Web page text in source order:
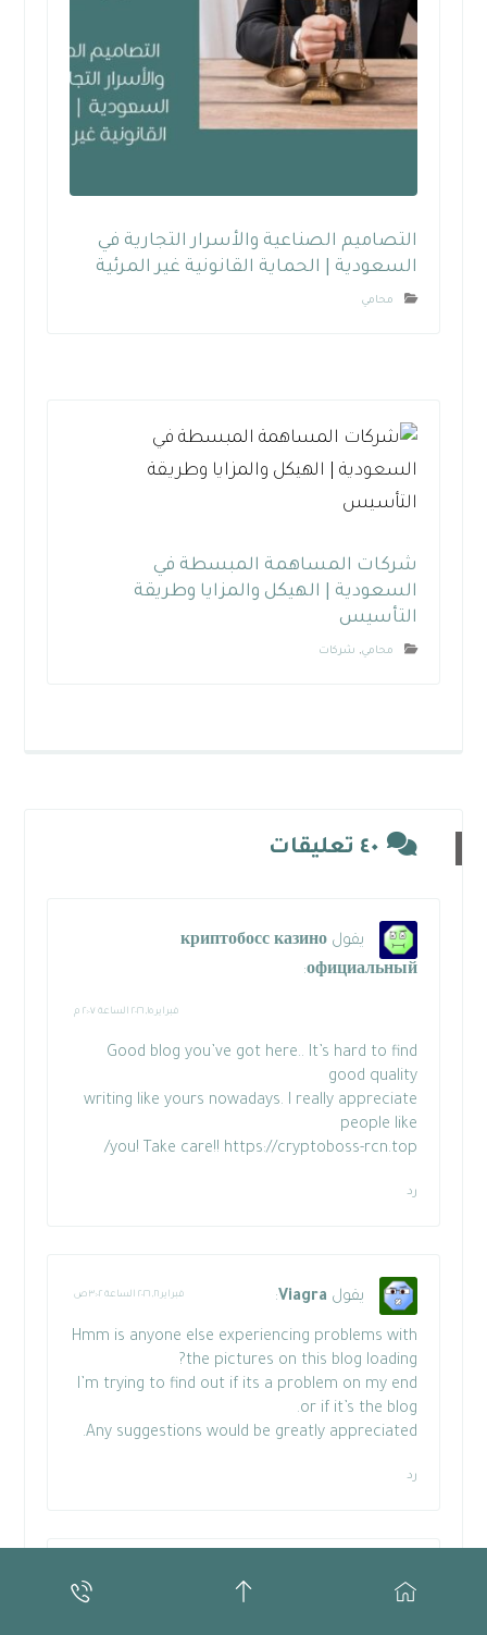
التصاميم الصناعية والأسرار التجارية في
السعودية | الحماية القانونية غير المرئية
محامي
شركات المساهمة المبسطة في
السعودية | الهيكل والمزايا وطريقة
التأسيس
محامي, شركات
٤٠ تعليقات
يقول криптобосс казино
официальный
:
فبراير ١٥, ٢٠٢٦ الساعة ٢:٠٧ م
Good blog you’ve got here.. It’s hard to find
good quality
writing like yours nowadays. I really appreciate
people like
you! Take care!! https://cryptoboss-rcn.top/
رد
يقول Viagra
: فبراير ١٦, ٢٠٢٦ الساعة ٣:٠٢ ص
Hmm is anyone else experiencing problems with
the pictures on this blog loading?
I’m trying to find out if its a problem on my end
or if it’s the blog.
Any suggestions would be greatly appreciated.
رد
Reinigen bankstel